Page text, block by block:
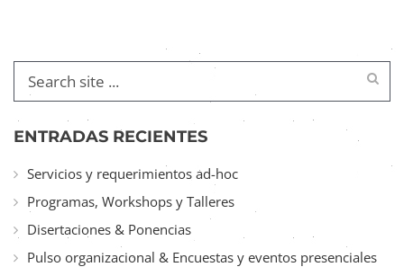
ENTRADAS RECIENTES
Servicios y requerimientos ad-hoc
Programas, Workshops y Talleres
Disertaciones & Ponencias
Pulso organizacional & Encuestas y eventos presenciales